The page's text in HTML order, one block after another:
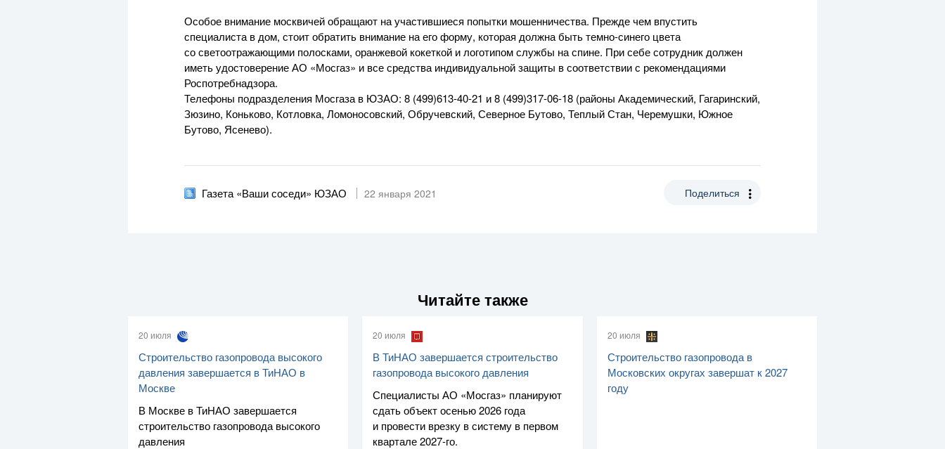
Особое внимание москвичей обращают на участившиеся попытки мошенничества. Прежде чем впустить
специалиста в дом, стоит обратить внимание на его форму, которая должна бытьтемно-синего цвета
со светоотражающими полосками, оранжевой кокеткой и логотипом службы на спине. При себе сотрудник должен
иметь удостоверениеАО «Мосгаз» и все средства индивидуальной защиты в соответствии с рекомендациями
Роспотребнадзора.
Телефоны подразделения Мосгаза в ЮЗАО: 8 (499)613-40-21 и8 (499)317-06-18 (районы Академический, Гагаринский,
Зюзино, Коньково, Котловка, Ломоносовский, Обручевский, Северное Бутово, Теплый Стан, Черемушки, Южное
Бутово, Ясенево).
Газета «Ваши соседи» ЮЗАО 22 января 2021 Поделиться
Читайте также
20 июля
Строительство газопровода высокого
давления завершается в ТиНАО в
Москве
В Москве в ТиНАО завершается
строительство газопровода высокого
давления
20 июля
В ТиНАО завершается строительство
газопровода высокого давления
СпециалистыАО «Мосгаз» планируют
сдать объект осенью 2026 года
и провести врезку в систему в первом
квартале2027-го.
20 июля
Строительство газопровода в
Московских округах завершат к 2027
году